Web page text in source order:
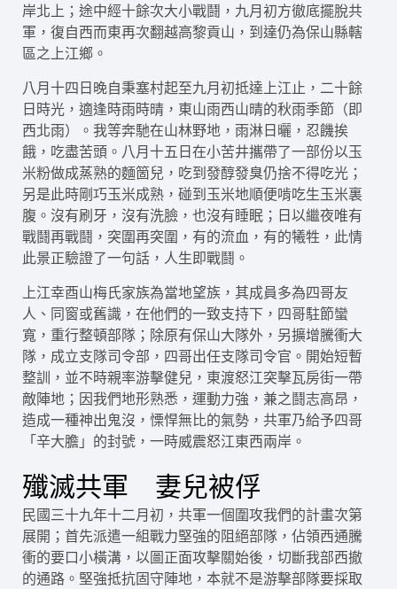
岸北上；途中經十餘次大小戰鬪，九月初方徹底擺脫共
軍，復自西而東再次翻越高黎貢山，到達仍為保山縣轄
區之上江鄉。
八月十四日晚自秉塞村起至九月初抵達上江止，二十餘
日時光，適逢時雨時晴，東山雨西山晴的秋雨季節（即
西北雨）。我等奔馳在山林野地，雨淋日曬，忍饑挨
餓，吃盡苦頭。八月十五日在小苦井攜帶了一部份以玉
米粉做成蒸熟的麵箇兒，吃到發醇發臭仍捨不得吃光；
另是此時剛巧玉米成熟，碰到玉米地順便啃吃生玉米裏
腹。沒有刷牙，沒有洗臉，也沒有睡眠；日以繼夜唯有
戰鬪再戰鬪，突圍再突圍，有的流血，有的犧牲，此情
此景正驗證了一句話，人生即戰鬪。
上江幸酉山梅氏家族為當地望族，其成員多為四哥友
人、同窗或舊識，在他們的一致支持下，四哥駐節蠻
寬，重行整頓部隊；除原有保山大隊外，另擴增騰衝大
隊，成立支隊司令部，四哥出任支隊司令官。開始短暫
整訓，並不時親率游擊健兒，東渡怒江突擊瓦房街一帶
敵陣地；因我們地形熟悉，運動力強，兼之鬪志高昂，
造成一種神出鬼沒，慄悍無比的氣勢，共軍乃給予四哥
「辛大膽」的封號，一時威震怒江東西兩岸。
殲滅共軍 妻兒被俘
民國三十九年十二月初，共軍一個圍攻我們的計畫次第
展開；首先派遣一組戰力堅強的阻絕部隊，佔領西通騰
衝的要口小橫溝，以圖正面攻擊關始後，切斷我部西撤
的通路。堅強抵抗固守陣地，本就不是游擊部隊要採取